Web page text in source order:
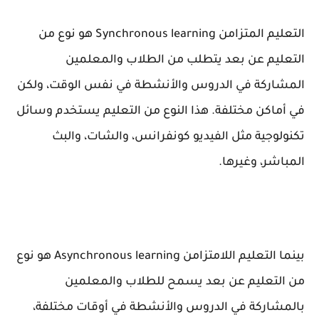
التعليم المتزامن Synchronous learning هو نوع من
التعليم عن بعد يتطلب من الطلاب والمعلمين
المشاركة في الدروس والأنشطة في نفس الوقت، ولكن
في أماكن مختلفة. هذا النوع من التعليم يستخدم وسائل
تكنولوجية مثل الفيديو كونفرانس، والشات، والبث
المباشر، وغيرها.
بينما التعليم اللامتزامن Asynchronous learning هو نوع
من التعليم عن بعد يسمح للطلاب والمعلمين
بالمشاركة في الدروس والأنشطة في أوقات مختلفة،